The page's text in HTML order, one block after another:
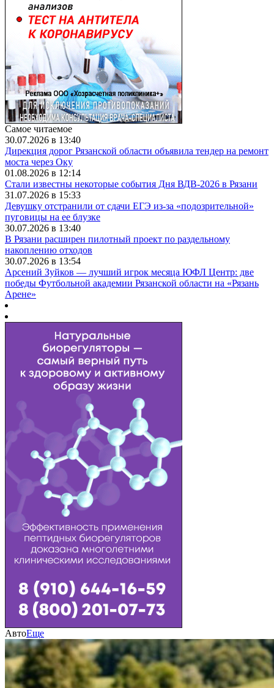
Самое читаемое
30.07.2026 в 13:40
Дирекция дорог Рязанской области объявила тендер на ремонт
моста через Оку
01.08.2026 в 12:14
Стали известны некоторые события Дня ВДВ-2026 в Рязани
31.07.2026 в 15:33
Девушку отстранили от сдачи ЕГЭ из-за «подозрительной»
пуговицы на ее блузке
30.07.2026 в 13:40
В Рязани расширен пилотный проект по раздельному
накоплению отходов
30.07.2026 в 13:54
Арсений Зуйков — лучший игрок месяца ЮФЛ Центр: две
победы Футбольной академии Рязанской области на «Рязань
Арене»
АвтоЕще